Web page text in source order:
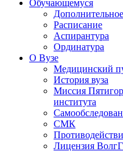
Обучающемуся
Расписание
Аспирантура
Ординатура
О Вузе
Медицинский
История вуза
Миссия
института
СМК
Лицензия